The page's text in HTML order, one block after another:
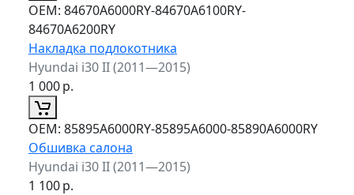
ОЕМ: 84670A6000RY-84670A6100RY-
84670A6200RY
Накладка подлокотника
Hyundai i30 II (2011—2015)
1 000р.
ОЕМ: 85895A6000RY-85895A6000-85890A6000RY
Обшивка салона
Hyundai i30 II (2011—2015)
1 100р.